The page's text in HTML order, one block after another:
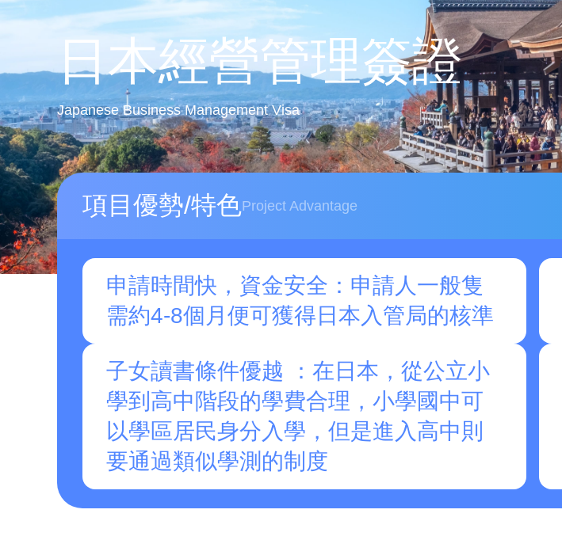
日本經營管理簽證
Japanese Business Management Visa
項目優勢/特色Project Advantage
申請時間快，資金安全：申請人一般隻
需約4-8個月便可獲得日本入管局的核準
子女讀書條件優越 ：在日本，從公立小
學到高中階段的學費合理，小學國中可
以學區居民身分入學，但是進入高中則
要通過類似學測的制度